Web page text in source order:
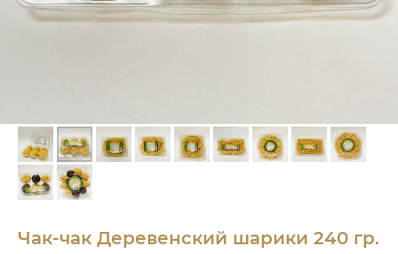
Чак-чак Деревенский шарики 240 гр.